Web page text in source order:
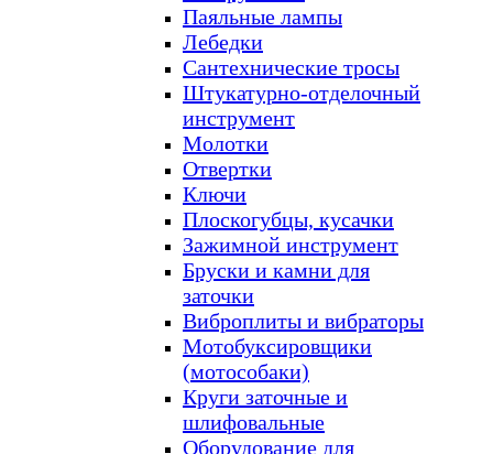
Паяльные лампы
Лебедки
Сантехнические тросы
Штукатурно-отделочный
инструмент
Молотки
Отвертки
Ключи
Плоскогубцы, кусачки
Зажимной инструмент
Бруски и камни для
заточки
Виброплиты и вибраторы
Мотобуксировщики
(мотособаки)
Круги заточные и
шлифовальные
Оборудование для